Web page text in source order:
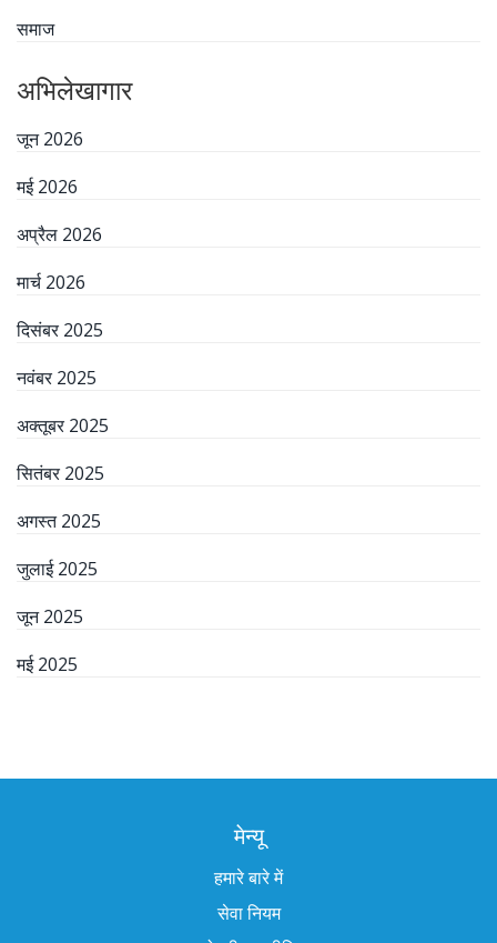
समाज
अभिलेखागार
जून 2026
मई 2026
अप्रैल 2026
मार्च 2026
दिसंबर 2025
नवंबर 2025
अक्तूबर 2025
सितंबर 2025
अगस्त 2025
जुलाई 2025
जून 2025
मई 2025
मेन्यू
हमारे बारे में
सेवा नियम